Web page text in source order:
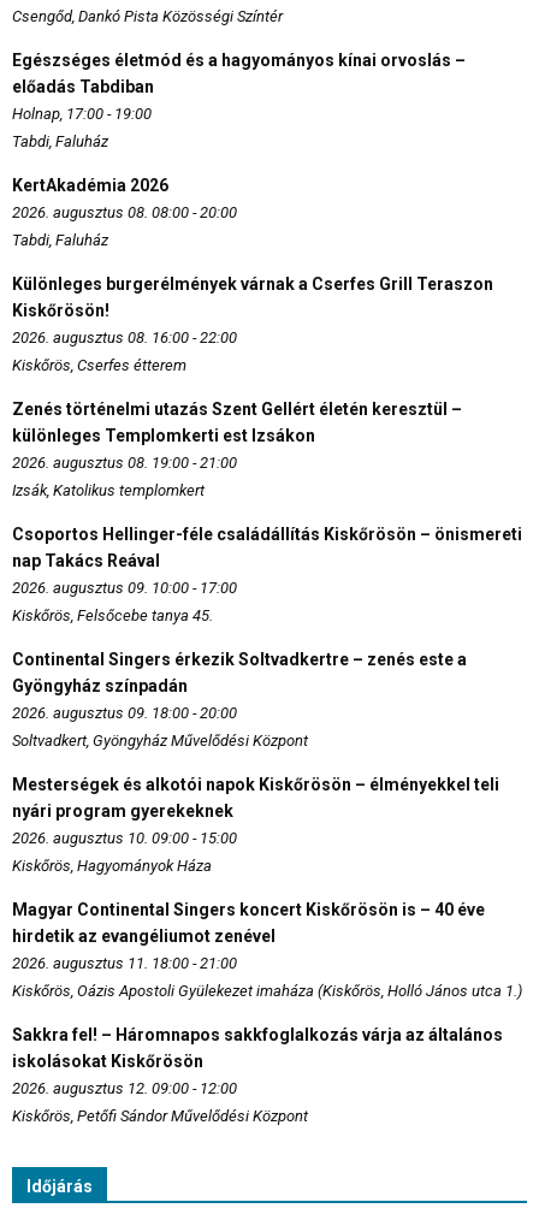
Csengőd, Dankó Pista Közösségi Színtér
Egészséges életmód és a hagyományos kínai orvoslás –
előadás Tabdiban
Holnap, 17:00 - 19:00
Tabdi, Faluház
KertAkadémia 2026
2026. augusztus 08. 08:00 - 20:00
Tabdi, Faluház
Különleges burgerélmények várnak a Cserfes Grill Teraszon
Kiskőrösön!
2026. augusztus 08. 16:00 - 22:00
Kiskőrös, Cserfes étterem
Zenés történelmi utazás Szent Gellért életén keresztül –
különleges Templomkerti est Izsákon
2026. augusztus 08. 19:00 - 21:00
Izsák, Katolikus templomkert
Csoportos Hellinger-féle családállítás Kiskőrösön – önismereti
nap Takács Reával
2026. augusztus 09. 10:00 - 17:00
Kiskőrös, Felsőcebe tanya 45.
Continental Singers érkezik Soltvadkertre – zenés este a
Gyöngyház színpadán
2026. augusztus 09. 18:00 - 20:00
Soltvadkert, Gyöngyház Művelődési Központ
Mesterségek és alkotói napok Kiskőrösön – élményekkel teli
nyári program gyerekeknek
2026. augusztus 10. 09:00 - 15:00
Kiskőrös, Hagyományok Háza
Magyar Continental Singers koncert Kiskőrösön is – 40 éve
hirdetik az evangéliumot zenével
2026. augusztus 11. 18:00 - 21:00
Kiskőrös, Oázis Apostoli Gyülekezet imaháza (Kiskőrös, Holló János utca 1.)
Sakkra fel! – Háromnapos sakkfoglalkozás várja az általános
iskolásokat Kiskőrösön
2026. augusztus 12. 09:00 - 12:00
Kiskőrös, Petőfi Sándor Művelődési Központ
Időjárás